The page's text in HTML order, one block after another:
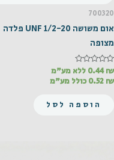
700320
אום משושה UNF 1/2-20 פלדה
מצופה
דורג
מתוך
0.44₪
ללא מע"מ
0.52 ₪ כולל מע"מ
הוספה לסל